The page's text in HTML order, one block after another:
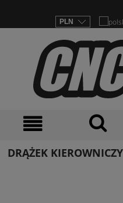
DRĄŻEK